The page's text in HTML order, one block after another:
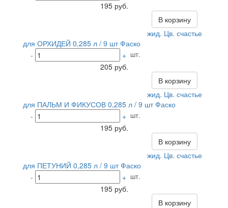
195 руб.
В корзину
жид. Цв. счастье
для ОРХИДЕЙ 0,285 л / 9 шт Фаско
-
+ шт.
205 руб.
В корзину
жид. Цв. счастье
для ПАЛЬМ И ФИКУСОВ 0,285 л / 9 шт Фаско
-
+ шт.
195 руб.
В корзину
жид. Цв. счастье
для ПЕТУНИЙ 0,285 л / 9 шт Фаско
-
+ шт.
195 руб.
В корзину